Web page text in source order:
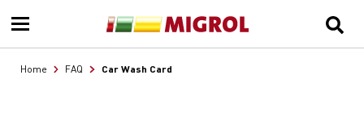
Home FAQ Car Wash Card